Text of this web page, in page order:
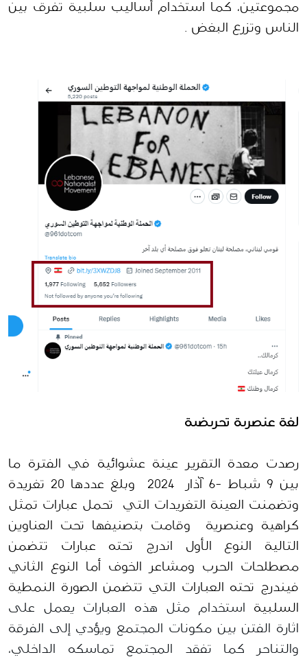
مجموعتين، كما استخدام أساليب سلبية تفرق بين
الناس وتزرع البغض .
لغة عنصرية تحريضية
رصدت معدة التقرير عينة عشوائية في الفترة ما
بين 9 شباط -6 آذار 2024 وبلغ عددها 20 تغريدة
وتضمنت العينة التغريدات التي تحمل عبارات تمثل
كراهية وعنصرية وقامت بتصنيفها تحت العناوين
التالية النوع الأول اندرج تحته عبارات تتضمن
مصطلحات الحرب ومشاعر الخوف أما النوع الثاني
فيندرج تحته العبارات التي تتضمن الصورة النمطية
السلبية
استخدام مثل هذه العبارات يعمل
على
اثارة
الفتن بين مكونات المجتمع ويؤدي إلى
الفرقة
والتناحر
كما تفقد المجتمع تماسكه الداخلي،